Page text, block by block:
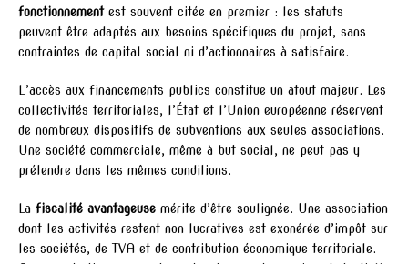
fonctionnementest souvent citée en premier : les statuts
peuvent être adaptés aux besoins spécifiques du projet, sans
contraintes de capital social ni d’actionnaires à satisfaire.
L’accès aux financements publics constitue un atout majeur. Les
collectivités territoriales, l’État et l’Union européenne réservent
de nombreux dispositifs de subventions aux seules associations.
Une société commerciale, même à but social, ne peut pas y
prétendre dans les mêmes conditions.
La fiscalité avantageuse mérite d’être soulignée. Une association
dont les activités restent non lucratives est exonérée d’impôt sur
les sociétés, de TVA et de contribution économique territoriale.